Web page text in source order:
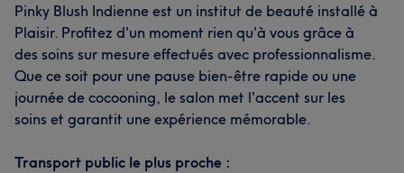
Pinky Blush Indienne est un institut de beauté installé à
Plaisir. Profitez d'un moment rien qu'à vous grâce à
des soins sur mesure effectués avec professionnalisme.
Que ce soit pour une pause bien-être rapide ou une
journée de cocooning, le salon met l'accent sur les
soins et garantit une expérience mémorable.
Transport public le plus proche :